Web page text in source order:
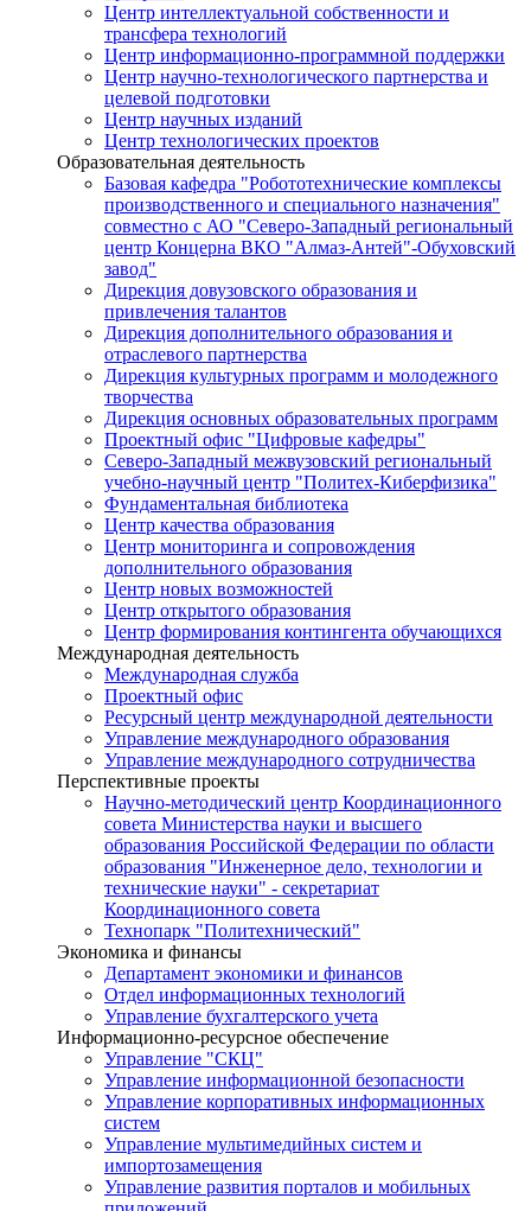
Центр интеллектуальной собственности и
трансфера технологий
Центр информационно-программной поддержки
Центр научно-технологического партнерства и
целевой подготовки
Центр научных изданий
Центр технологических проектов
Образовательная деятельность
Базовая кафедра "Робототехнические комплексы
производственного и специального назначения"
совместно с АО "Северо-Западный региональный
центр Концерна ВКО "Алмаз-Антей"-Обуховский
завод"
Дирекция довузовского образования и
привлечения талантов
Дирекция дополнительного образования и
отраслевого партнерства
Дирекция культурных программ и молодежного
творчества
Дирекция основных образовательных программ
Проектный офис "Цифровые кафедры"
Северо-Западный межвузовский региональный
учебно-научный центр "Политех-Киберфизика"
Фундаментальная библиотека
Центр качества образования
Центр мониторинга и сопровождения
дополнительного образования
Центр новых возможностей
Центр открытого образования
Центр формирования контингента обучающихся
Международная деятельность
Международная служба
Проектный офис
Ресурсный центр международной деятельности
Управление международного образования
Управление международного сотрудничества
Перспективные проекты
Научно-методический центр Координационного
совета Министерства науки и высшего
образования Российской Федерации по области
образования "Инженерное дело, технологии и
технические науки" - секретариат
Координационного совета
Технопарк "Политехнический"
Экономика и финансы
Департамент экономики и финансов
Отдел информационных технологий
Управление бухгалтерского учета
Информационно-ресурсное обеспечение
Управление "СКЦ"
Управление информационной безопасности
Управление корпоративных информационных
систем
Управление мультимедийных систем и
импортозамещения
Управление развития порталов и мобильных